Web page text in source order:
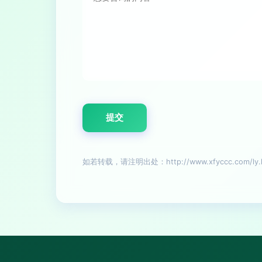
如若转载，请注明出处：http://www.xfyccc.com/